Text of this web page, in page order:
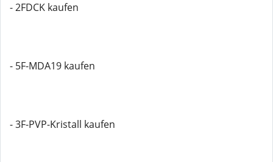
- 2FDCK kaufen
- 5F-MDA19 kaufen
- 3F-PVP-Kristall kaufen